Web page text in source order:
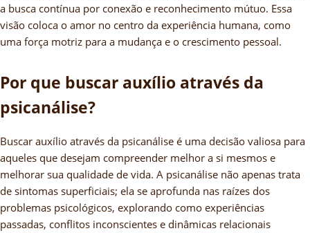
a busca contínua por conexão e reconhecimento mútuo. Essa
visão coloca o amor no centro da experiência humana, como
uma força motriz para a mudança e o crescimento pessoal.
Por que buscar auxílio através da
psicanálise?
Buscar auxílio através da psicanálise é uma decisão valiosa para
aqueles que desejam compreender melhor a si mesmos e
melhorar sua qualidade de vida. A psicanálise não apenas trata
de sintomas superficiais; ela se aprofunda nas raízes dos
problemas psicológicos, explorando como experiências
passadas, conflitos inconscientes e dinâmicas relacionais